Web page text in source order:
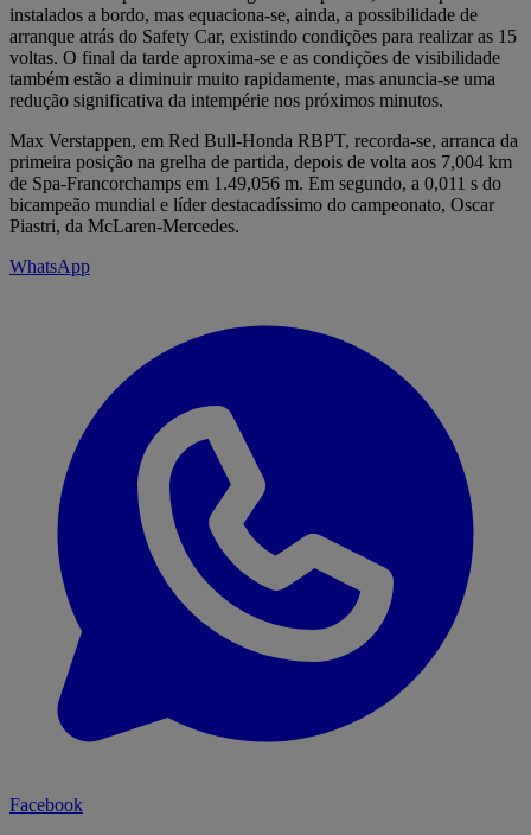
instalados a bordo, mas equaciona-se, ainda, a possibilidade de
arranque atrás do Safety Car, existindo condições para realizar as 15
voltas. O final da tarde aproxima-se e as condições de visibilidade
também estão a diminuir muito rapidamente, mas anuncia-se uma
redução significativa da intempérie nos próximos minutos.
Max Verstappen, em Red Bull-Honda RBPT, recorda-se, arranca da
primeira posição na grelha de partida, depois de volta aos 7,004 km
de Spa-Francorchamps em 1.49,056 m. Em segundo, a 0,011 s do
bicampeão mundial e líder destacadíssimo do campeonato, Oscar
Piastri, da McLaren-Mercedes.
WhatsApp
Facebook